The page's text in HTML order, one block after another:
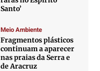
Santo’
Meio Ambiente
Fragmentos plásticos
continuam a aparecer
nas praias da Serra e
de Aracruz